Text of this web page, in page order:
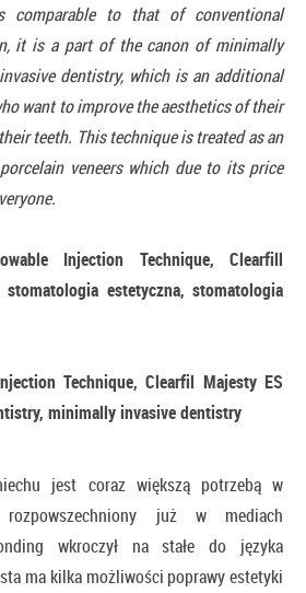
to that of conventional
it is a part of the canon of minimally
dentistry, which is an additional
want to improve the aesthetics of their
teeth. This technique is treated as an
veneers which due to its price
Injection Technique, Clearfill
estetyczna, stomatologia
Technique, Clearfil Majesty ES
minimally invasive dentistry
jest coraz większą potrzebą w
rozpowszechniony już w mediach
wkroczył na stałe do języka
ma kilka możliwości poprawy estetyki